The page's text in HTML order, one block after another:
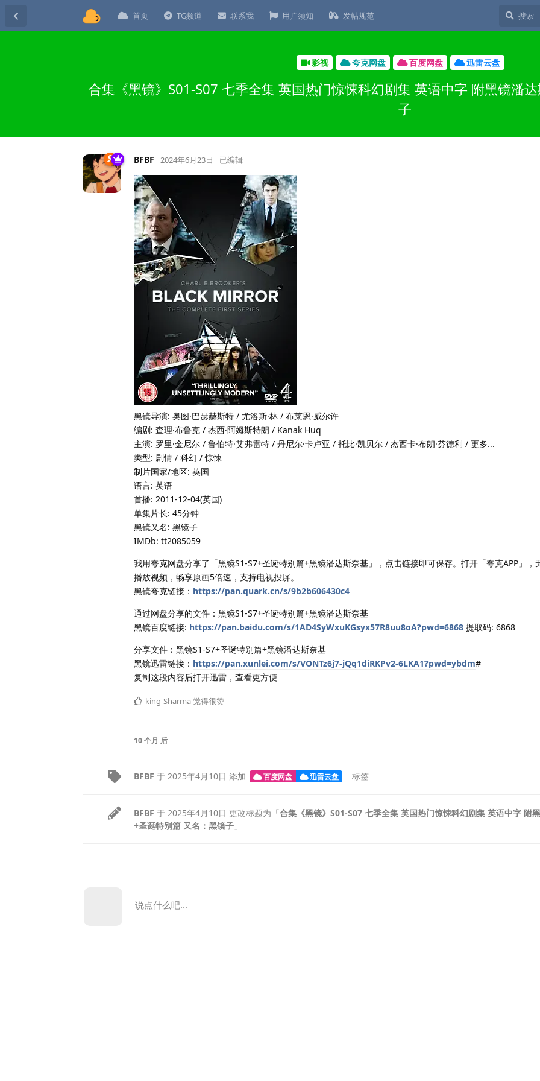
首页 TG频道 联系我 用户须知 发帖规范
影视 夸克网盘 百度网盘 迅雷云盘
合集《黑镜》S01-S07 七季全集 英国热门惊悚科幻剧集 英语中字 附黑镜潘
子
BFBF 2024年6月23日 已编辑
黑镜导演: 奥图·巴瑟赫斯特 / 尤洛斯·林 / 布莱恩·威尔许
编剧: 查理·布鲁克 / 杰西·阿姆斯特朗 / Kanak Huq
主演: 罗里·金尼尔 / 鲁伯特·艾弗雷特 / 丹尼尔·卡卢亚 / 托比·凯贝尔 / 杰西卡·布朗·芬德利 / 更多...
类型: 剧情 / 科幻 / 惊悚
制片国家/地区: 英国
语言: 英语
首播: 2011-12-04(英国)
单集片长: 45分钟
黑镜又名: 黑镜子
IMDb: tt2085059
我用夸克网盘分享了「黑镜S1-S7+圣诞特别篇+黑镜潘达斯奈基」，点击链接即可保存。打开「夸克APP」，
播放视频，畅享原画5倍速，支持电视投屏。
黑镜夸克链接： https://pan.quark.cn/s/9b2b606430c4
通过网盘分享的文件：黑镜S1-S7+圣诞特别篇+黑镜潘达斯奈基
黑镜百度链接: https://pan.baidu.com/s/1AD4SyWxuKGsyx57R8uu8oA?pwd=6868 提取码: 6868
分享文件：黑镜S1-S7+圣诞特别篇+黑镜潘达斯奈基
黑镜迅雷链接： https://pan.xunlei.com/s/VONTz6j7-jQq1diRKPv2-6LKA1?pwd=ybdm#
复制这段内容后打开迅雷，查看更方便
king-Sharma觉得很赞
10 个月 后
BFBF 于 2025年4月10日 添加 百度网盘 迅雷云盘 标签
BFBF 于 2025年4月10日 更改标题为「合集《黑镜》S01-S07 七季全集 英国热门惊悚科幻剧集 英语中字 附
+圣诞特别篇 又名：黑镜子 」
说点什么吧...